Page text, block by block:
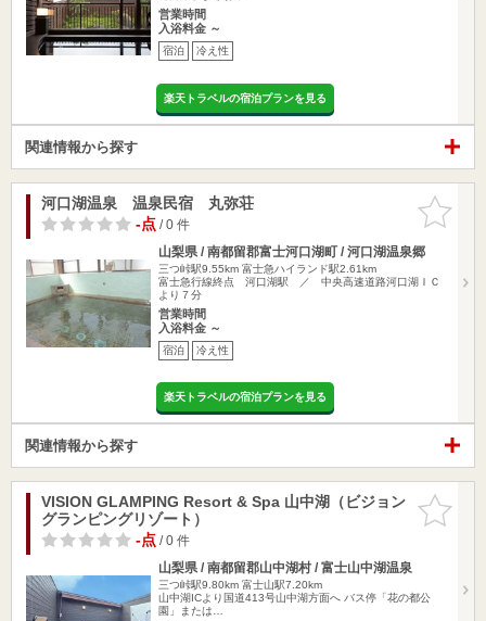
営業時間
入浴料金 ～
宿泊 冷え性
楽天トラベルの宿泊プランを見る
関連情報から探す
お気に入
りに追加
河口湖温泉 温泉民宿 丸弥荘
-点/ 0 件
山梨県 / 南都留郡富士河口湖町 / 河口湖温泉郷
三つ峠駅9.55km 富士急ハイランド駅2.61km
富士急行線終点 河口湖駅 ／ 中央高速道路河口湖ＩＣ
より７分
営業時間
入浴料金 ～
宿泊 冷え性
楽天トラベルの宿泊プランを見る
関連情報から探す
お気に入
りに追加
VISION GLAMPING Resort & Spa 山中湖（ビジョン
グランピングリゾート）
-点/ 0 件
山梨県 / 南都留郡山中湖村 / 富士山中湖温泉
三つ峠駅9.80km 富士山駅7.20km
山中湖ICより国道413号山中湖方面へ バス停「花の都公
園」または…